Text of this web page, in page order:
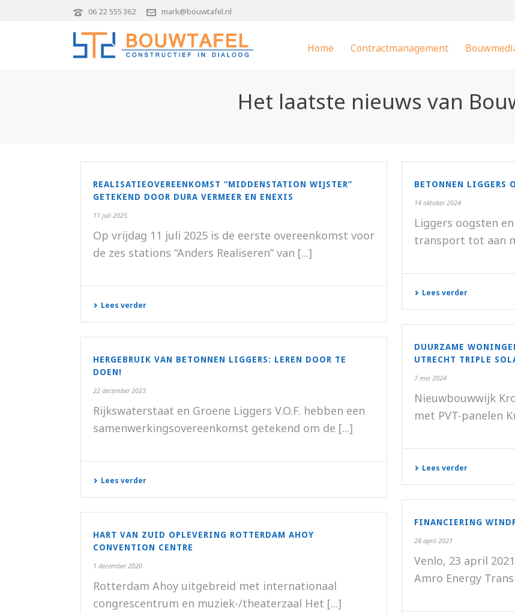
06 22 555 362 mark@bouwtafel.nl
Home Contractmanagement
Het laatste nieuws van
REALISATIEOVEREENKOMST “MIDDENSTATION WIJSTER”
GETEKEND DOOR DURA VERMEER EN ENEXIS
11 juli 2025
Op vrijdag 11 juli 2025 is de eerste overeenkomst voor
de zes stations “Anders Realiseren” van [...]
Lees verder
BETONNEN LIGGERS
14 oktober 2024
Liggers oogsten
transport tot aan
Lees verder
DUURZAME
UTRECHT TRIPLE
7 mei 2024
Nieuwbouwwijk
met PVT-panelen
Lees verder
HERGEBRUIK VAN BETONNEN LIGGERS: LEREN DOOR TE
DOEN!
22 december 2023
Rijkswaterstaat en Groene Liggers V.O.F. hebben een
samenwerkingsovereenkomst getekend om de [...]
Lees verder
FINANCIERING
28 april 2021
Venlo, 23 april
Amro Energy
HART VAN ZUID OPLEVERING ROTTERDAM AHOY
CONVENTION CENTRE
1 december 2020
Rotterdam Ahoy uitgebreid met internationaal
congrescentrum en muziek-/theaterzaal Het [...]